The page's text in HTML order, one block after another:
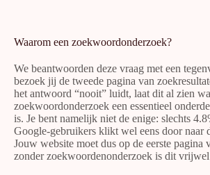
Waarom een zoekwoordonderzoek?
We beantwoorden deze vraag met een
bezoek jij de tweede pagina van
het antwoord “nooit” luidt, laat dit al zien
zoekwoordonderzoek een essentieel
is. Je bent namelijk niet de enige: slechts
Google-gebruikers klikt wel eens door naar
Jouw website moet dus op de eerste pagina
zonder zoekwoordenonderzoek is dit